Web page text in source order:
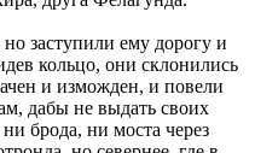
заступили ему дорогу и
кольцо, они склонились
и изможден, и повели
дабы не выдать своих
брода, ни моста через